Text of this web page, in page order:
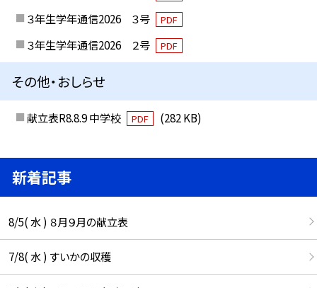
３年生学年通信2026 ３号 PDF
３年生学年通信2026 ２号 PDF
その他・おしらせ
献立表R8.8.9 中学校 PDF (282 KB)
新着記事
8/5( 水 ) ８月９月の献立表
7/8( 水 ) すいかの収穫